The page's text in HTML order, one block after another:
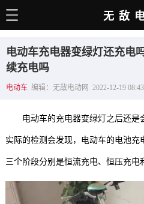
电动百科
电车资讯
电车手册
选车推荐
充电站
用车百科
无敌
电动车充电器变绿灯还充电
续充电吗
电动车 编辑：无敌电动网 2022-12-19
电动车的充电器变绿灯之后还
实际的检测会发现，电动车的电池
三个阶段分别是恒流充电、恒压充电